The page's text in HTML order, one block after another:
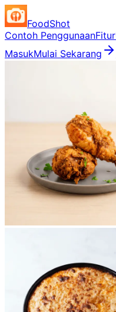
FoodShot
Contoh PenggunaanFitur
MasukMulai Sekarang